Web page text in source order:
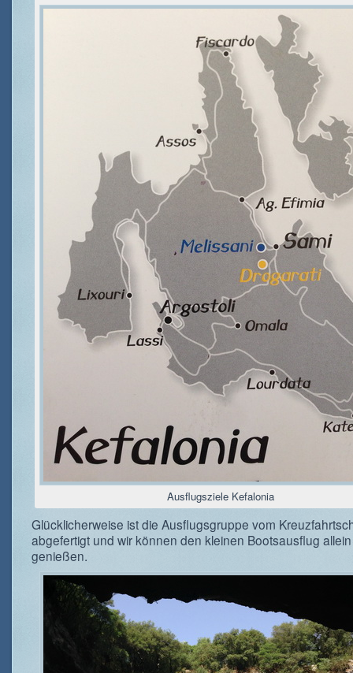
Ausflugsziele Kefalonia
Glücklicherweise ist die Ausflugsgruppe vom
abgefertigt und wir können den kleinen Bootsausflug allein
genießen.